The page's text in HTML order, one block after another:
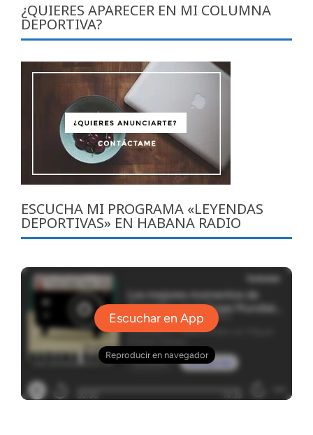
¿QUIERES APARECER EN MI COLUMNA
DEPORTIVA?
ESCUCHA MI PROGRAMA «LEYENDAS
DEPORTIVAS» EN HABANA RADIO